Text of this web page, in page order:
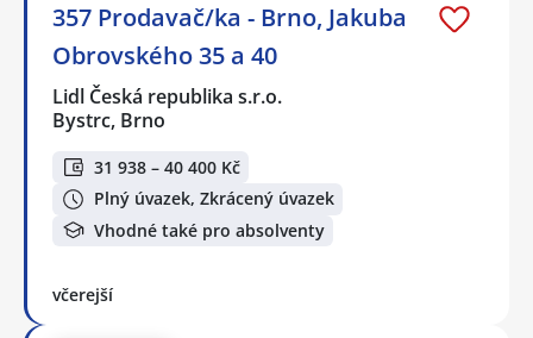
357 Prodavač/ka - Brno, Jakuba
Obrovského 35 a 40
Lidl Česká republika s.r.o.
Bystrc, Brno
31 938 – 40 400 Kč
Plný úvazek, Zkrácený úvazek
Vhodné také pro absolventy
včerejší